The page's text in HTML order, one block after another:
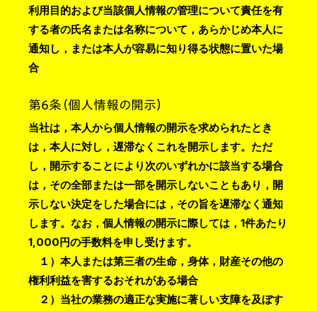
利用目的および当該個人情報の管理について責任を有
する者の氏名または名称について，あらかじめ本人に
通知し，または本人が容易に知り得る状態に置いた場
合
第6条（個人情報の開示）
当社は，本人から個人情報の開示を求められたとき
は，本人に対し，遅滞なくこれを開示します。ただ
し，開示することにより次のいずれかに該当する場合
は，その全部または一部を開示しないこともあり，開
示しない決定をした場合には，その旨を遅滞なく通知
します。なお，個人情報の開示に際しては，1件あたり
1,000円の手数料を申し受けます。
１）本人または第三者の生命，身体，財産その他の
権利利益を害するおそれがある場合
２）当社の業務の適正な実施に著しい支障を及ぼす